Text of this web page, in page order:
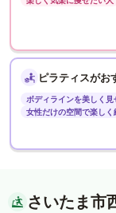
ピラティスがお
ボディラインを美しく見
女性だけの空間で楽しく
さいたま市